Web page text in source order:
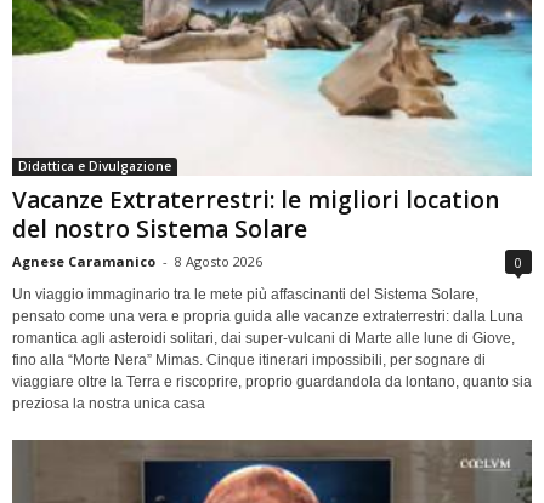
Didattica e Divulgazione
Vacanze Extraterrestri: le migliori location
del nostro Sistema Solare
Agnese Caramanico - 8 Agosto 2026 0
Un viaggio immaginario tra le mete più affascinanti del Sistema Solare,
pensato come una vera e propria guida alle vacanze extraterrestri: dalla Luna
romantica agli asteroidi solitari, dai super-vulcani di Marte alle lune di Giove,
fino alla “Morte Nera” Mimas. Cinque itinerari impossibili, per sognare di
viaggiare oltre la Terra e riscoprire, proprio guardandola da lontano, quanto sia
preziosa la nostra unica casa